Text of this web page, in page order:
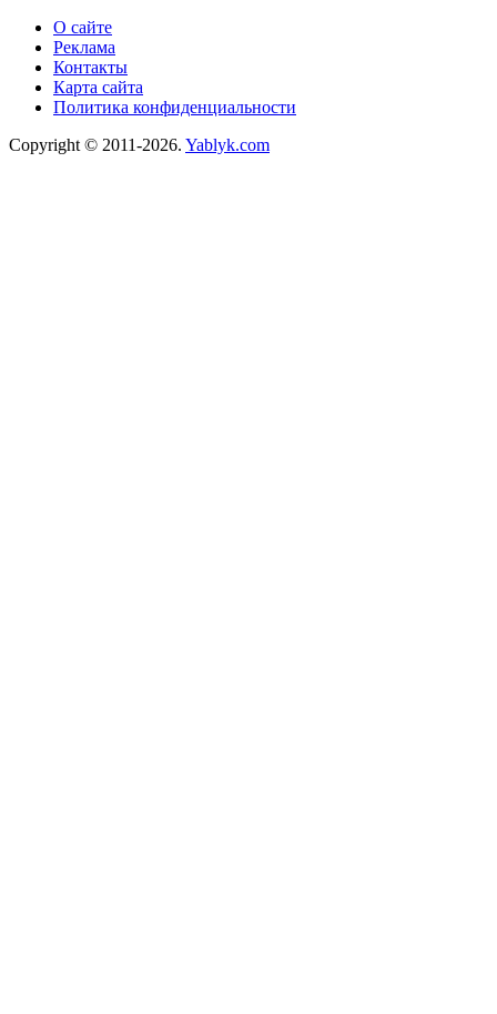
О сайте
Реклама
Контакты
Карта сайта
Политика конфиденциальности
Copyright © 2011-2026. Yablyk.сom